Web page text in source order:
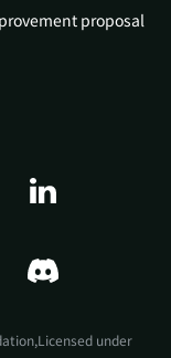
proposal
under